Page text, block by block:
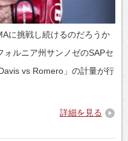
に挑戦し続けるのだろうか
ルニア州サンノゼのSAPセ
vs Romero」の計量が行
詳細を見る